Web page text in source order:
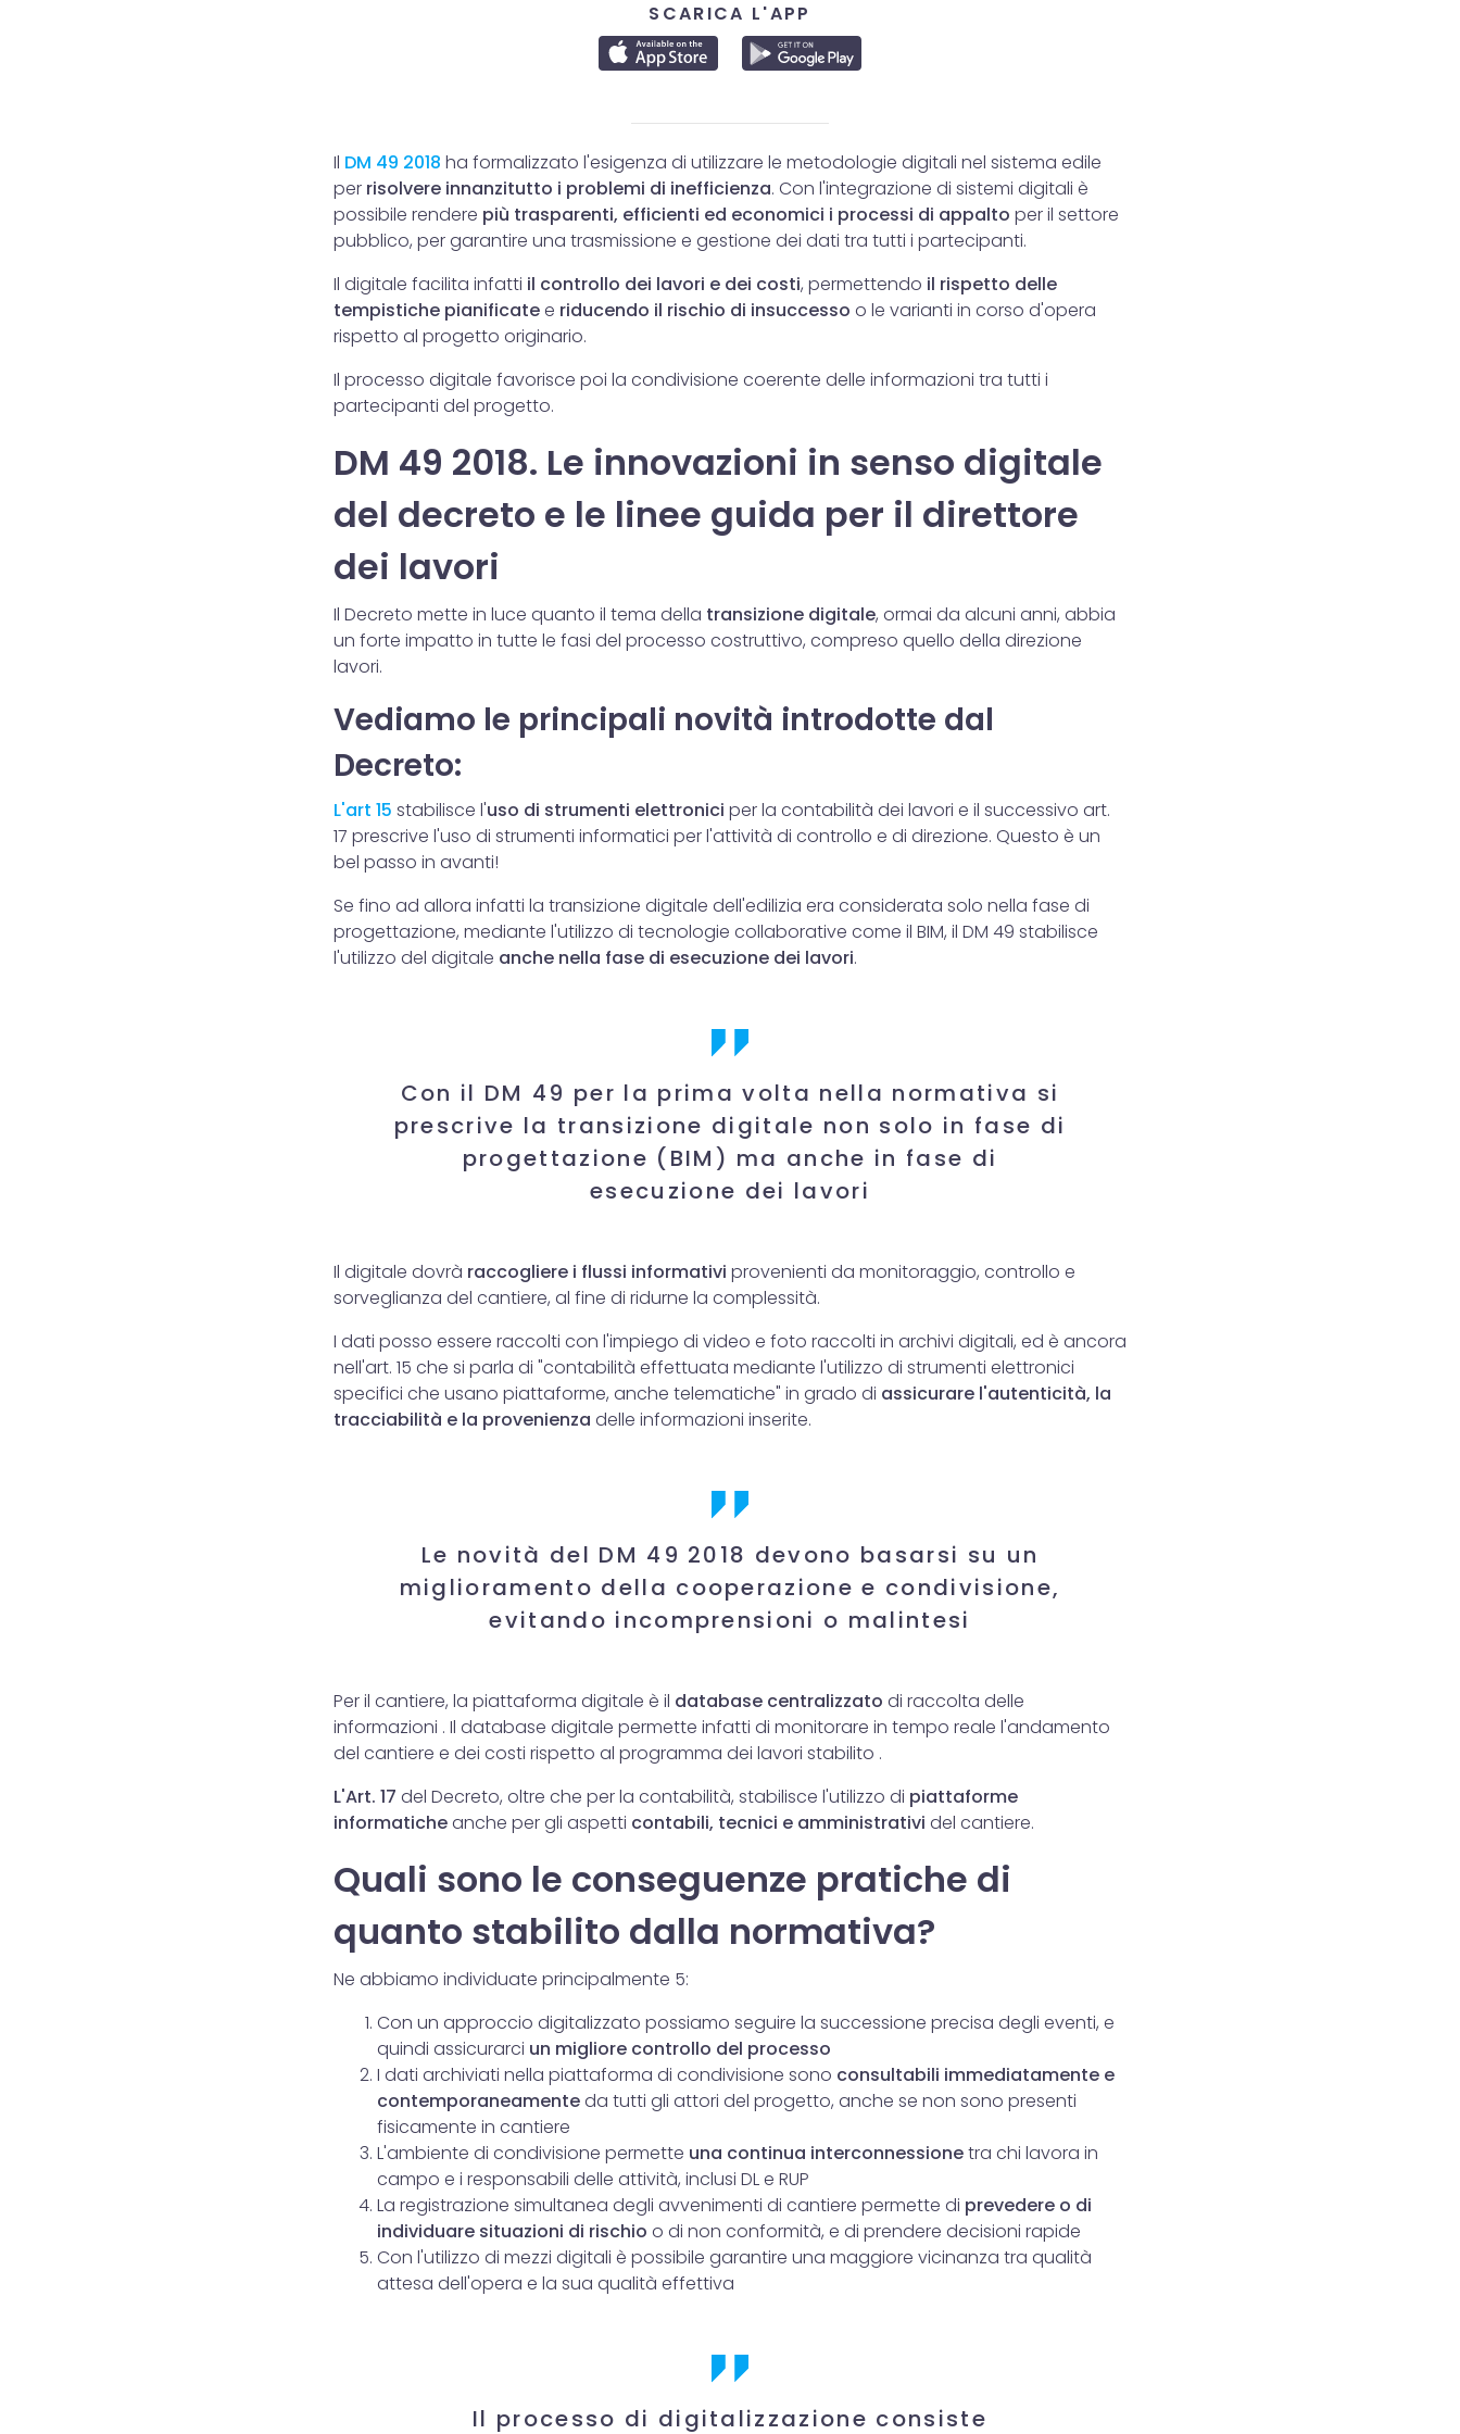
SCARICA L'APP
Il DM 49 2018 ha formalizzato l'esigenza di utilizzare le metodologie digitali nel sistema edile
per risolvere innanzitutto i problemi di inefficienza. Con l'integrazione di sistemi digitali è
possibile rendere più trasparenti, efficienti ed economici i processi di appalto per il settore
pubblico, per garantire una trasmissione e gestione dei dati tra tutti i partecipanti.
Il digitale facilita infatti il controllo dei lavori e dei costi, permettendo il rispetto delle
tempistiche pianificatee riducendo il rischio di insuccesso o le varianti in corso d'opera
rispetto al progetto originario.
Il processo digitale favorisce poi la condivisione coerente delle informazioni tra tutti i
partecipanti del progetto.
DM 49 2018. Le innovazioni in senso digitale
del decreto e le linee guida per il direttore
dei lavori
Il Decreto mette in luce quanto il tema della transizione digitale, ormai da alcuni anni, abbia
un forte impatto in tutte le fasi del processo costruttivo, compreso quello della direzione
lavori.
Vediamo le principali novità introdotte dal
Decreto:
L'art 15 stabilisce l'uso di strumenti elettronici per la contabilità dei lavori e il successivo art.
17 prescrive l'uso di strumenti informatici per l'attività di controllo e di direzione. Questo è un
bel passo in avanti!
Se fino ad allora infatti la transizione digitale dell'edilizia era considerata solo nella fase di
progettazione, mediante l'utilizzo di tecnologie collaborative come il BIM, il DM 49 stabilisce
l'utilizzo del digitale anche nella fase di esecuzione dei lavori.
Con il DM 49 per la prima volta nella normativa si
prescrive la transizione digitale non solo in fase di
progettazione (BIM) ma anche in fase di
esecuzione dei lavori
Il digitale dovrà raccogliere i flussi informativi provenienti da monitoraggio, controllo e
sorveglianza del cantiere, al fine di ridurne la complessità.
I dati posso essere raccolti con l'impiego di video e foto raccolti in archivi digitali, ed è ancora
nell'art. 15 che si parla di "contabilità effettuata mediante l'utilizzo di strumenti elettronici
specifici che usano piattaforme, anche telematiche" in grado di assicurare l'autenticità, la
tracciabilità e la provenienza delle informazioni inserite.
Le novità del DM 49 2018 devono basarsi su un
miglioramento della cooperazione e condivisione,
evitando incomprensioni o malintesi
Per il cantiere, la piattaforma digitale è il database centralizzato di raccolta delle
informazioni . Il database digitale permette infatti di monitorare in tempo reale l'andamento
del cantiere e dei costi rispetto al programma dei lavori stabilito .
L'Art. 17 del Decreto, oltre che per la contabilità, stabilisce l'utilizzo di piattaforme
informaticheanche per gli aspetti contabili, tecnici e amministrativi del cantiere.
Quali sono le conseguenze pratiche di
quanto stabilito dalla normativa?
Ne abbiamo individuate principalmente 5:
Con un approccio digitalizzato possiamo seguire la successione precisa degli eventi, e
quindi assicurarci un migliore controllo del processo
I dati archiviati nella piattaforma di condivisione sono consultabili immediatamente e
contemporaneamenteda tutti gli attori del progetto, anche se non sono presenti
fisicamente in cantiere
L'ambiente di condivisione permette una continua interconnessionetra chi lavora in
campo e i responsabili delle attività, inclusi DL e RUP
La registrazione simultanea degli avvenimenti di cantiere permette di prevedere o di
individuare situazioni di rischio o di non conformità, e di prendere decisioni rapide
Con l'utilizzo di mezzi digitali è possibile garantire una maggiore vicinanza tra qualità
attesa dell'opera e la sua qualità effettiva
Il processo di digitalizzazione consiste